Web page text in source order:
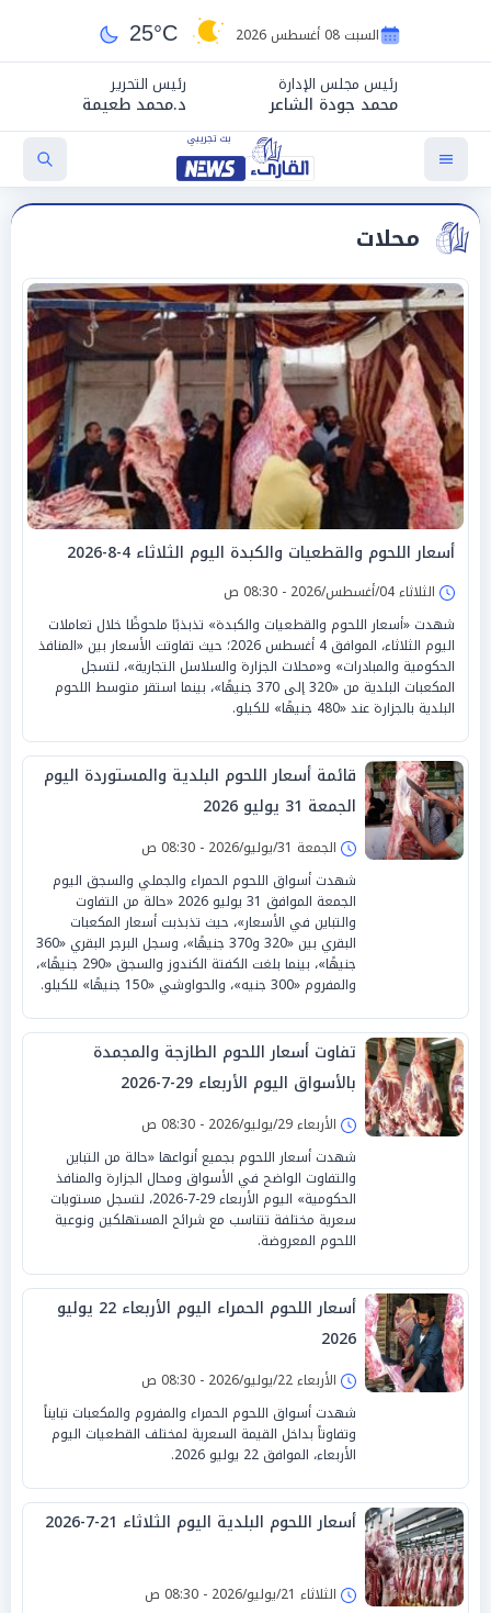
السبت 08 أغسطس 2026 25°C
رئيس مجلس الإدارة
محمد جودة الشاعر
رئيس التحرير
د.محمد طعيمة
محلات
أسعار اللحوم والقطعيات والكبدة اليوم الثلاثاء 4-8-2026
الثلاثاء 04/أغسطس/2026 - 08:30 ص
شهدت «أسعار اللحوم والقطعيات والكبدة» تذبذبًا ملحوظًا خلال تعاملات
اليوم الثلاثاء، الموافق 4 أغسطس 2026؛ حيث تفاوتت الأسعار بين «المنافذ
الحكومية والمبادرات» و«محلات الجزارة والسلاسل التجارية»، لتسجل
المكعبات البلدية من «320 إلى 370 جنيهًا»، بينما استقر متوسط اللحوم
البلدية بالجزارة عند «480 جنيهًا» للكيلو.
قائمة أسعار اللحوم البلدية والمستوردة اليوم
الجمعة 31 يوليو 2026
الجمعة 31/يوليو/2026 - 08:30 ص
شهدت أسواق اللحوم الحمراء والجملي والسجق اليوم
الجمعة الموافق 31 يوليو 2026 «حالة من التفاوت
والتباين في الأسعار»، حيث تذبذبت أسعار المكعبات
البقري بين «320 و370 جنيهًا»، وسجل البرجر البقري «360
جنيهًا»، بينما بلغت الكفتة الكندوز والسجق «290 جنيهًا»،
والمفروم «300 جنيه»، والحواوشي «150 جنيهًا» للكيلو.
تفاوت أسعار اللحوم الطازجة والمجمدة
بالأسواق اليوم الأربعاء 29-7-2026
الأربعاء 29/يوليو/2026 - 08:30 ص
شهدت أسعار اللحوم بجميع أنواعها «حالة من التباين
والتفاوت الواضح في الأسواق ومحال الجزارة والمنافذ
الحكومية» اليوم الأربعاء 29-7-2026، لتسجل مستويات
سعرية مختلفة تتناسب مع شرائح المستهلكين ونوعية
اللحوم المعروضة.
أسعار اللحوم الحمراء اليوم الأربعاء 22 يوليو
2026
الأربعاء 22/يوليو/2026 - 08:30 ص
شهدت أسواق اللحوم الحمراء والمفروم والمكعبات تبايناً
وتفاوتاً بداخل القيمة السعرية لمختلف القطعيات اليوم
الأربعاء، الموافق 22 يوليو 2026.
أسعار اللحوم البلدية اليوم الثلاثاء 21-7-2026
الثلاثاء 21/يوليو/2026 - 08:30 ص